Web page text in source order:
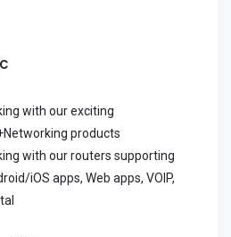
with our exciting
products
with our routers supporting
iOS apps, Web apps, VOIP,